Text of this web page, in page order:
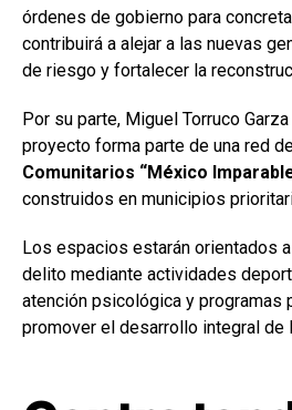
órdenes de gobierno para
contribuirá a alejar a las nuevas
de riesgo y fortalecer la
Por su parte, Miguel Torruco
proyecto forma parte de una red
Comunitarios “México
construidos en municipios
Los espacios estarán orientados
delito mediante actividades
atención psicológica y programas
promover el desarrollo integral de